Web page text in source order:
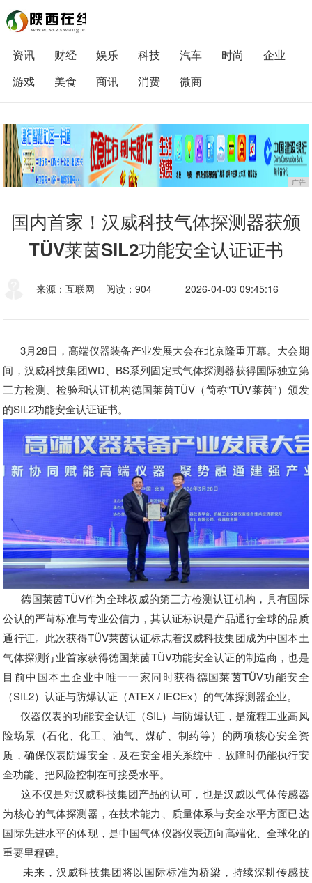
资讯 财经 娱乐 科技 汽车 时尚
企业
游戏
美食 商讯 消费 微商
广告
国内首家！汉威科技气体探测器获颁
TÜV莱茵SIL2功能安全认证证书
来源：互联网 阅读：904 2026-04-03 09:45:16
3月28日，高端仪器装备产业发展大会在北京隆重开幕。大会期
间，汉威科技集团WD、BS系列固定式气体探测器获得国际独立第
三方检测、检验和认证机构德国莱茵TÜV（简称“TÜV莱茵”）颁发
的SIL2功能安全认证证书。
德国莱茵TÜV作为全球权威的第三方检测认证机构，具有国际
公认的严苛标准与专业公信力，其认证标识是产品通行全球的品质
通行证。此次获得TÜV莱茵认证标志着汉威科技集团成为中国本土
气体探测行业首家获得德国莱茵TÜV功能安全认证的制造商，也是
目前中国本土企业中唯一一家同时获得德国莱茵TÜV功能安全
（SIL2）认证与防爆认证（ATEX / IECEx）的气体探测器企业。
仪器仪表的功能安全认证（SIL）与防爆认证，是流程工业高风
险场景（石化、化工、油气、煤矿、制药等）的两项核心安全资
质，确保仪表防爆安全，及在安全相关系统中，故障时仍能执行安
全功能、把风险控制在可接受水平。
这不仅是对汉威科技集团产品的认可，也是汉威以气体传感器
为核心的气体探测器，在技术能力、质量体系与安全水平方面已达
国际先进水平的体现，是中国气体仪器仪表迈向高端化、全球化的
重要里程碑。
未来，汉威科技集团将以国际标准为桥梁，持续深耕传感技